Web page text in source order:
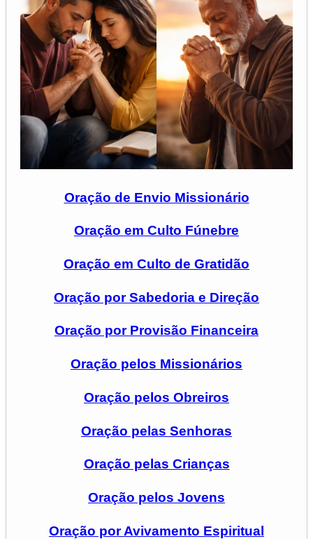
Oração de Envio Missionário
Oração em Culto Fúnebre
Oração em Culto de Gratidão
Oração por Sabedoria e Direção
Oração por Provisão Financeira
Oração pelos Missionários
Oração pelos Obreiros
Oração pelas Senhoras
Oração pelas Crianças
Oração pelos Jovens
Oração por Avivamento Espiritual